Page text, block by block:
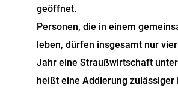
geöffnet.
Personen, die in einem
leben, dürfen insgesamt nur
Jahr eine Straußwirtschaft
heißt eine Addierung zulässiger